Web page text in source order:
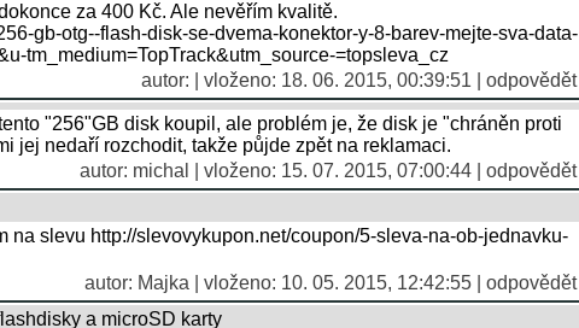
za 400 Kč. Ale nevěřím kvalitě.
gb-otg--flash-disk-se-dvema-konektor-y-8-barev-mejte-sva-data-
tm_medium=TopTrack&utm_source-=topsleva_cz
autor: | vloženo: 18. 06. 2015, 00:39:51 | odpovědět
"256"GB disk koupil, ale problém je, že disk je "chráněn proti
jej nedaří rozchodit, takže půjde zpět na reklamaci.
autor: michal | vloženo: 15. 07. 2015, 07:00:44 | odpovědět
na slevu http://slevovykupon.net/coupon/5-sleva-na-ob-jednavku-
autor: Majka | vloženo: 10. 05. 2015, 12:42:55 | odpovědět
a microSD karty